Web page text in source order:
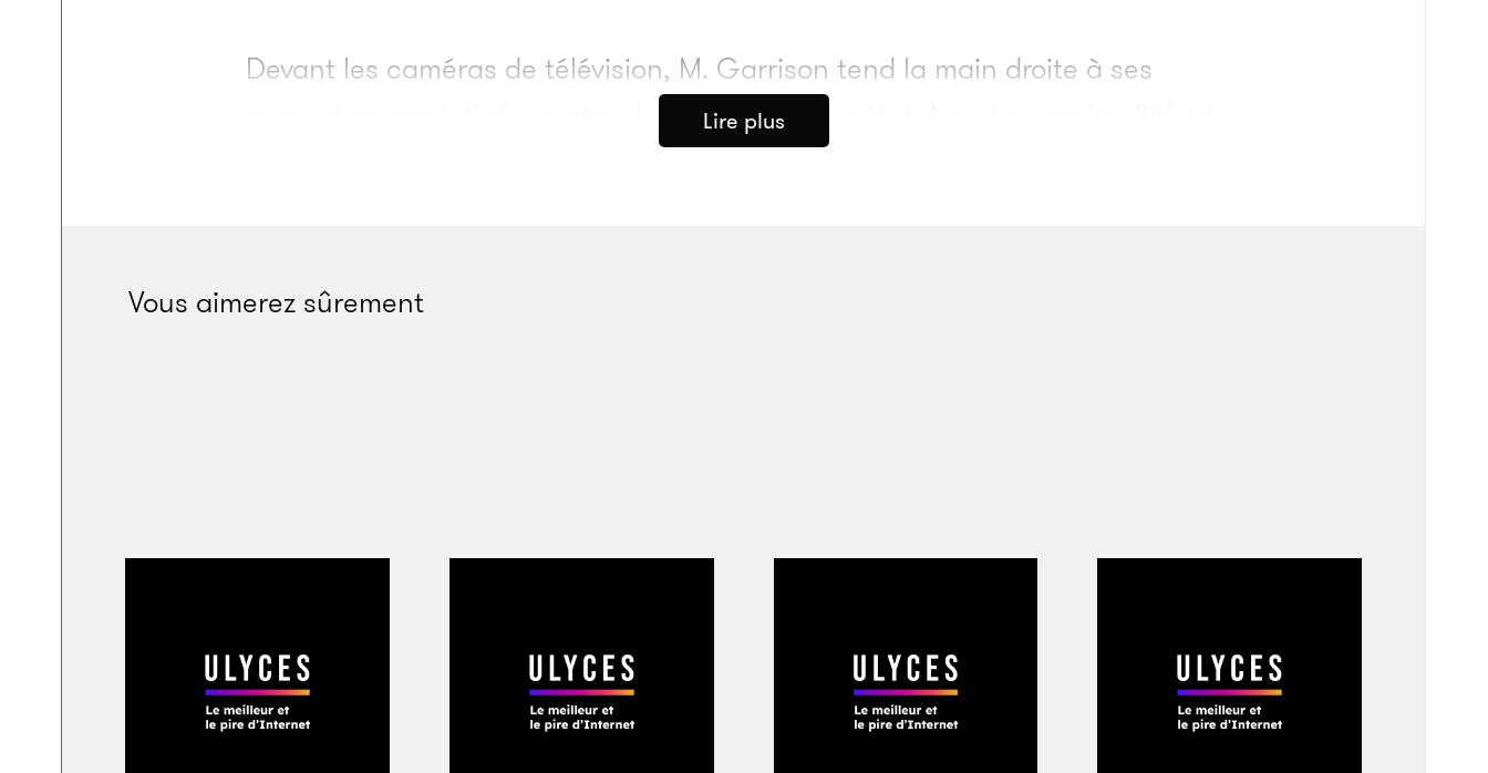
Devant les camé­­ras de télé­­vi­­sion, M. Garri­­son tend la main droite à ses
suppor­­ters agglu­­ti­­nés contre des barrières en métal. Avec la gauche, il tient
rappelle ceux du candi­­dat blond qu’il devien­­dra quelques mois plus tard. Une
septembre 2015. Candi­­dat déclaré depuis trois mois, le milliar­­daire «ne va
Times
Au départ, je l’ai vu comme un clown xéno­­phobe, le propa­­ga­­teur de
l’idée fausse que le président Obama n’était pas né aux États-Unis
», écrit cet
auteur de nombreux portraits poli­­tiques. «
Je pensais même qu’il ne se
Lire plus
Vous aimerez sûrement